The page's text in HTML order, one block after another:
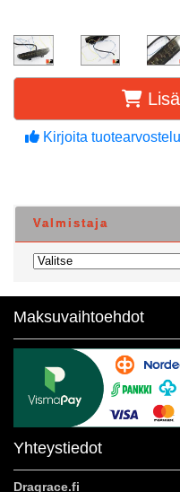
Kirjoita
Valmistaja
Maksuvaihtoehdot
Yhteystiedot
Dragrace.fi